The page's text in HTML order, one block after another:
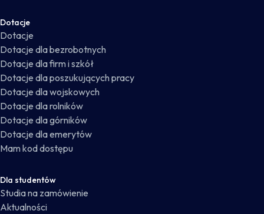
Dotacje
Dotacje
Dotacje dla bezrobotnych
Dotacje dla firm i szkół
Dotacje dla poszukujących pracy
Dotacje dla wojskowych
Dotacje dla rolników
Dotacje dla górników
Dotacje dla emerytów
Mam kod dostępu
Dla studentów
Studia na zamówienie
Aktualności